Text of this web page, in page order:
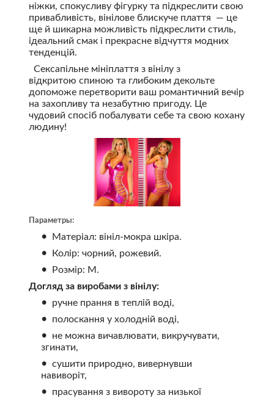
ніжки, спокусливу фігурку та підкреслити свою
привабливість, вінілове блискуче плаття — це
ще й шикарна можливість підкреслити стиль,
ідеальний смак і прекрасне відчуття модних
тенденцій.
Сексапільне мініплаття з вінілу з
відкритою спиною та глибоким декольте
допоможе перетворити ваш романтичний вечір
на захопливу та незабутню пригоду. Це
чудовий спосіб побалувати себе та свою кохану
людину!
Параметры:
Матеріал: вініл-мокра шкіра.
Колір: чорний, рожевий.
Розмір: M.
Догляд за виробами з вінілу:
ручне прання в теплій воді,
полоскання у холодній воді,
не можна вичавлювати, викручувати,
згинати,
сушити природно, вивернувши
навиворіт,
прасування з вивороту за низької